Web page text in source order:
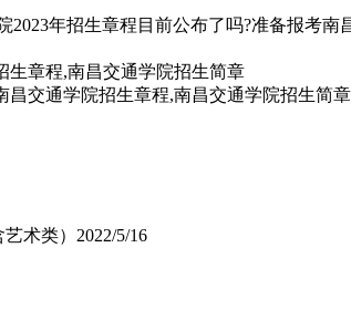
年招生章程目前公布了吗?准备报考
昌交通学院招生章程,南昌交通学院招生简章
术类） 2022/5/16